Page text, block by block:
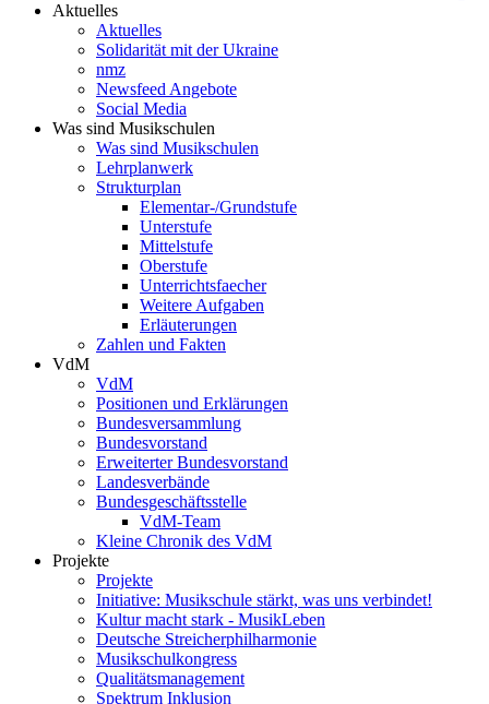
Aktuelles
Aktuelles
Solidarität mit der Ukraine
nmz
Newsfeed Angebote
Social Media
Was sind Musikschulen
Was sind Musikschulen
Lehrplanwerk
Strukturplan
Elementar-/Grundstufe
Unterstufe
Mittelstufe
Oberstufe
Unterrichtsfaecher
Weitere Aufgaben
Erläuterungen
Zahlen und Fakten
VdM
VdM
Positionen und Erklärungen
Bundesversammlung
Bundesvorstand
Erweiterter Bundesvorstand
Landesverbände
Bundesgeschäftsstelle
VdM-Team
Kleine Chronik des VdM
Projekte
Projekte
Initiative: Musikschule stärkt, was uns verbindet!
Kultur macht stark - MusikLeben
Deutsche Streicherphilharmonie
Musikschulkongress
Qualitätsmanagement
Spektrum Inklusion